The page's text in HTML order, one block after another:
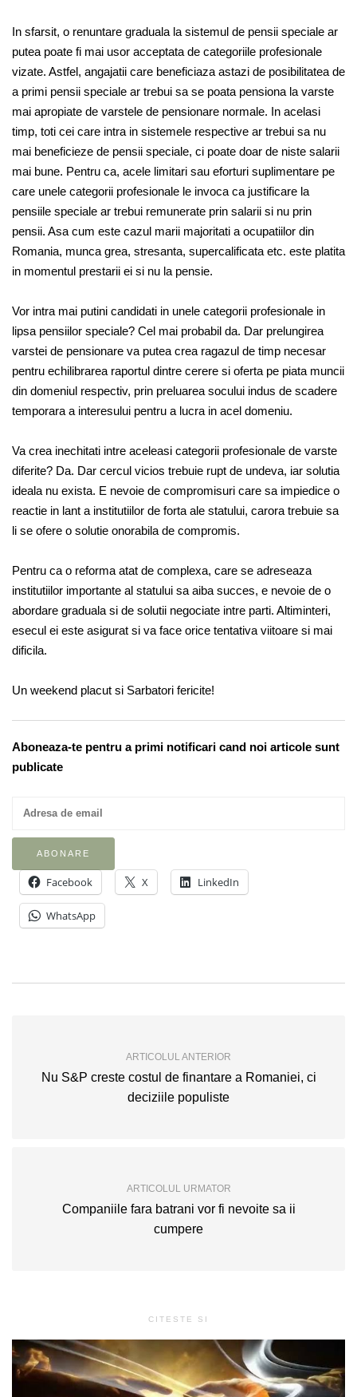
In sfarsit, o renuntare graduala la sistemul de pensii speciale ar
putea poate fi mai usor acceptata de categoriile profesionale
vizate. Astfel, angajatii care beneficiaza astazi de posibilitatea de
a primi pensii speciale ar trebui sa se poata pensiona la varste
mai apropiate de varstele de pensionare normale. In acelasi
timp, toti cei care intra in sistemele respective ar trebui sa nu
mai beneficieze de pensii speciale, ci poate doar de niste salarii
mai bune. Pentru ca, acele limitari sau eforturi suplimentare pe
care unele categorii profesionale le invoca ca justificare la
pensiile speciale ar trebui remunerate prin salarii si nu prin
pensii. Asa cum este cazul marii majoritati a ocupatiilor din
Romania, munca grea, stresanta, supercalificata etc. este platita
in momentul prestarii ei si nu la pensie.
Vor intra mai putini candidati in unele categorii profesionale in
lipsa pensiilor speciale? Cel mai probabil da. Dar prelungirea
varstei de pensionare va putea crea ragazul de timp necesar
pentru echilibrarea raportul dintre cerere si oferta pe piata muncii
din domeniul respectiv, prin preluarea socului indus de scadere
temporara a interesului pentru a lucra in acel domeniu.
Va crea inechitati intre aceleasi categorii profesionale de varste
diferite? Da. Dar cercul vicios trebuie rupt de undeva, iar solutia
ideala nu exista. E nevoie de compromisuri care sa impiedice o
reactie in lant a institutiilor de forta ale statului, carora trebuie sa
li se ofere o solutie onorabila de compromis.
Pentru ca o reforma atat de complexa, care se adreseaza
institutiilor importante al statului sa aiba succes, e nevoie de o
abordare graduala si de solutii negociate intre parti. Altiminteri,
esecul ei este asigurat si va face orice tentativa viitoare si mai
dificila.
Un weekend placut si Sarbatori fericite!
Aboneaza-te pentru a primi notificari cand noi articole sunt
publicate
Facebook X LinkedIn
WhatsApp
ARTICOLUL ANTERIOR
Nu S&P creste costul de finantare a Romaniei, ci
deciziile populiste
ARTICOLUL URMATOR
Companiile fara batrani vor fi nevoite sa ii
cumpere
CITESTE SI